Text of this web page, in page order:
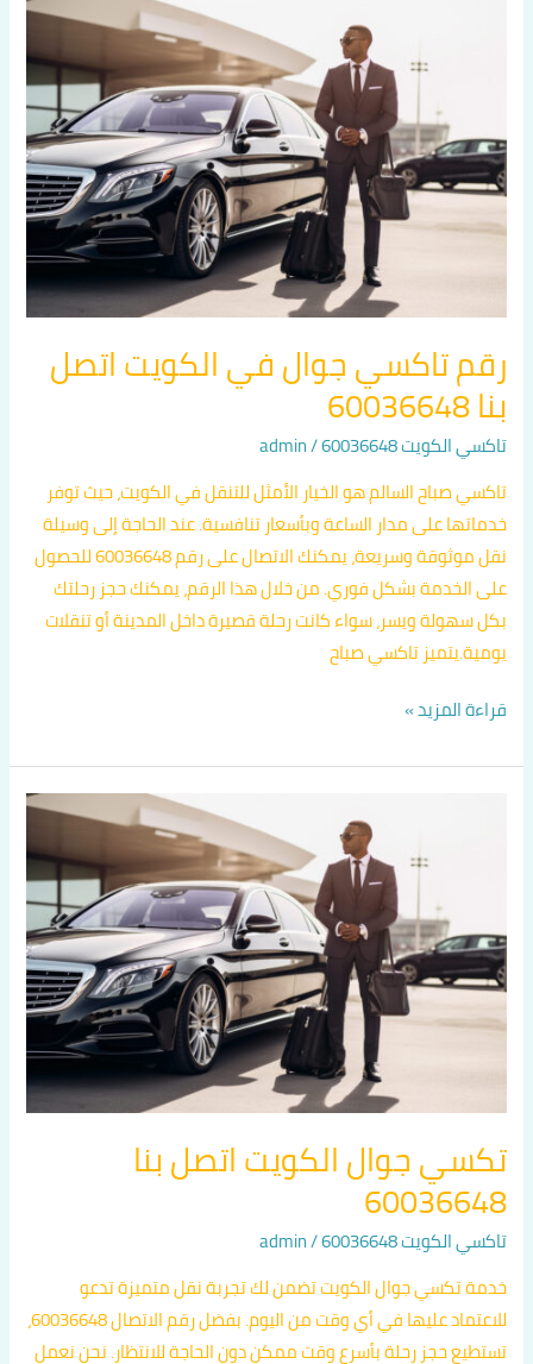
رقم تاكسي جوال في الكويت اتصل
بنا 60036648
تاكسي الكويت 60036648 /
admin
تاكسي صباح السالم هو الخيار الأمثل للتنقل في الكويت، حيث توفر
خدماتها على مدار الساعة وبأسعار تنافسية. عند الحاجة إلى وسيلة
نقل موثوقة وسريعة، يمكنك الاتصال على رقم 60036648 للحصول
على الخدمة بشكل فوري. من خلال هذا الرقم، يمكنك حجز رحلتك
بكل سهولة ويسر، سواء كانت رحلة قصيرة داخل المدينة أو تنقلات
يومية.يتميز تاكسي صباح
الكويت
اتصل
بنا
60036648
قراءة المزيد »
تكسي جوال الكويت اتصل بنا
60036648
تاكسي الكويت 60036648 /
admin
خدمة تكسي جوال الكويت تضمن لك تجربة نقل متميزة تدعو
للاعتماد عليها في أي وقت من اليوم. بفضل رقم الاتصال 60036648،
تستطيع حجز رحلة بأسرع وقت ممكن دون الحاجة للانتظار. نحن نعمل
بنا
60036648